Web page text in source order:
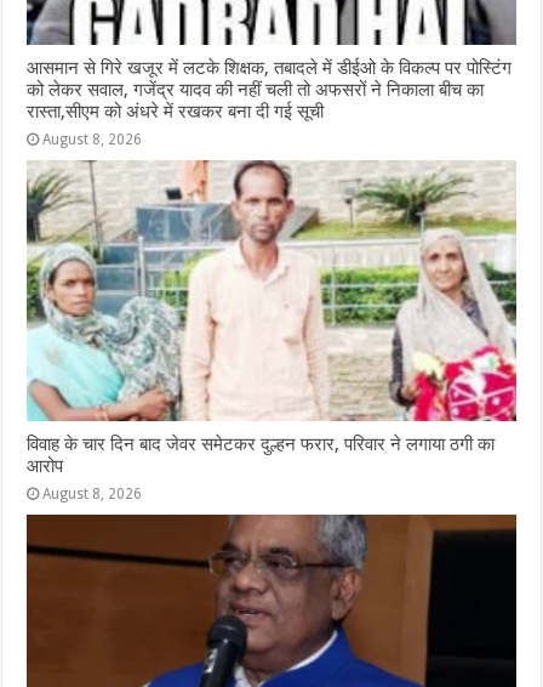
आसमान से गिरे खजूर में लटके शिक्षक, तबादले में डीईओ के विकल्प पर पोस्टिंग
को लेकर सवाल, गजेंद्र यादव की नहीं चली तो अफसरों ने निकाला बीच का
रास्ता,सीएम को अंधरे में रखकर बना दी गई सूची
August 8, 2026
विवाह के चार दिन बाद जेवर समेटकर दुल्हन फरार, परिवार ने लगाया ठगी का
आरोप
August 8, 2026